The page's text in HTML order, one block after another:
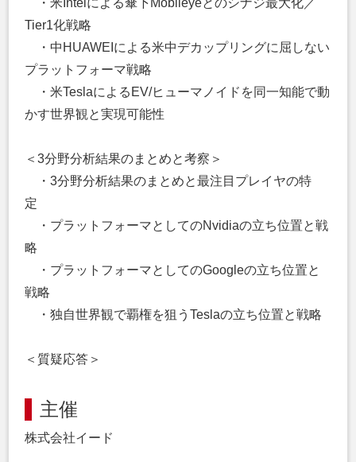
・米Intelによる傘下Mobileyeとのシナジ最大化／
Tier1化戦略
・中HUAWEIによる米中デカップリングに屈しない
プラットフォーマ戦略
・米TeslaによるEV/ヒューマノイドを同一知能で動
かす世界観と実現可能性
＜3分野分析結果のまとめと考察＞
・3分野分析結果のまとめと最注目プレイヤの特
定
・プラットフォーマとしてのNvidiaの立ち位置と戦
略
・プラットフォーマとしてのGoogleの立ち位置と
戦略
・独自世界観で覇権を狙うTeslaの立ち位置と戦略
＜質疑応答＞
主催
株式会社イード